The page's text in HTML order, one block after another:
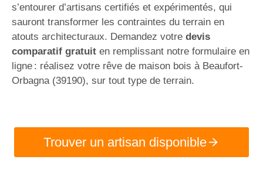
s’entourer d’artisans certifiés et expérimentés, qui
sauront transformer les contraintes du terrain en
atouts architecturaux. Demandez votre devis
comparatif gratuit en remplissant notre formulaire en
ligne : réalisez votre rêve de maison bois à Beaufort-
Orbagna (39190), sur tout type de terrain.
Trouver un artisan disponible